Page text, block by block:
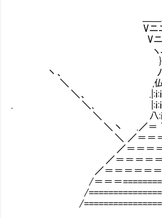
,へ -=＝＝
___＿ﾉﾍ ヽﾆ
Vニニ ﾍ l ﾆ二
Vニﾆﾆﾍ | ﾆ二
ヽニニﾍl ﾆ二
}ﾆ≧ニニニ (ψ) ﾆﾆ/ （い
丶、 ﾉﾆ|}:: ::≧ﾆﾆ
＼ ,仏ニヽ:: :: :: ::-
＼、 .|:ｉ:ｉ:i＼ﾆ＼:: :: :: ; ::
. ＼､ |:ｉ:ｉ:ｉ:ｉ:ｉ:＼ﾆ＼
＼ 八:ｉ:ｉ:ｉ:ｉ:ｉ:ｉ:
＼丶 .／＝ ＼:ｉ:ｉ:ｉ:ｉ:ｉ:ｉ:ｉ:ｉ:ｉ:
＼ ／＝＝＝=＼:ｉ:ｉ:ｉ:ｉ:ｉ:ｉ:
／＝＝＝＝＝=｀ー
／＝＝＝＝＝＝＝====
／＝＝＝＝＝＝＝＝
/＝＝＝==========
/================ /
/================ /